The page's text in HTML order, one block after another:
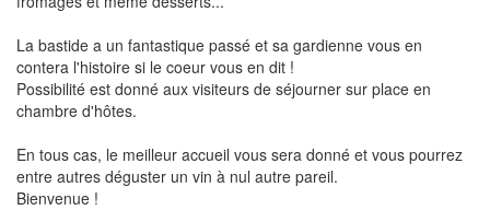
La bastide a un fantastique passé et sa gardienne vous en
contera l'histoire si le coeur vous en dit !
Possibilité est donné aux visiteurs de séjourner sur place en
chambre d'hôtes.
En tous cas, le meilleur accueil vous sera donné et vous pourrez
entre autres déguster un vin à nul autre pareil.
Bienvenue !